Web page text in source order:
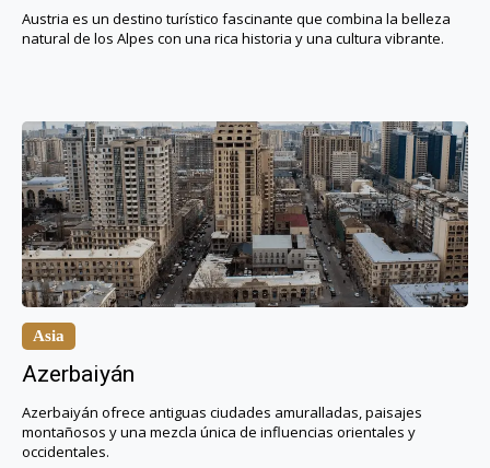
Austria es un destino turístico fascinante que combina la belleza
natural de los Alpes con una rica historia y una cultura vibrante.
Asia
Azerbaiyán
Azerbaiyán ofrece antiguas ciudades amuralladas, paisajes
montañosos y una mezcla única de influencias orientales y
occidentales.